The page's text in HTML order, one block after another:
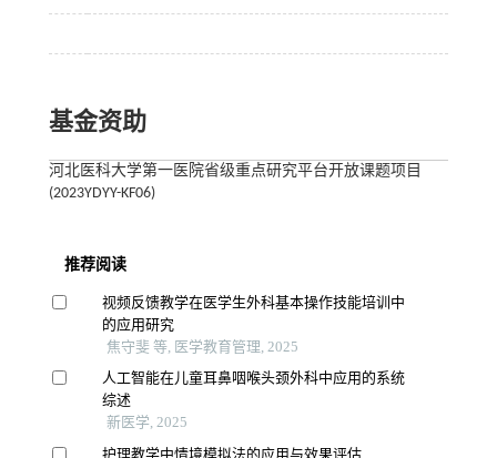
基金资助
河北医科大学第一医院省级重点研究平台开放课题项目
(2023YDYY-KF06)